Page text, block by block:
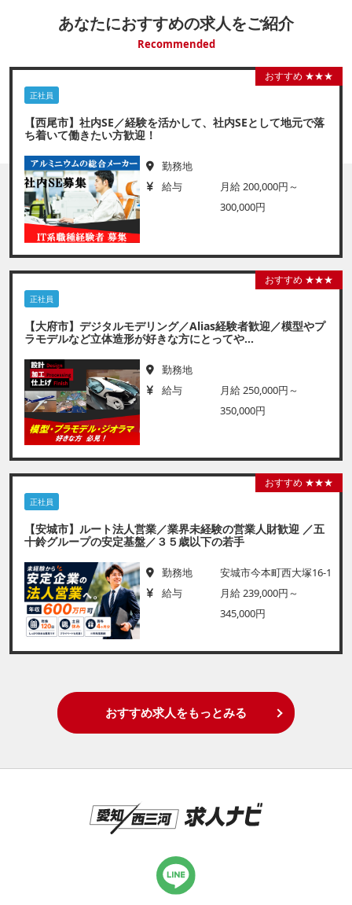
あなたにおすすめの求人をご紹介
Recommended
おすすめ ★★★
正社員
【西尾市】社内SE／経験を活かして、社内SEとして地元で落
ち着いて働きたい方歓迎！
勤務地
給与
月給 200,000円～
300,000円
おすすめ ★★★
正社員
【大府市】デジタルモデリング／Alias経験者歓迎／模型やプ
ラモデルなど立体造形が好きな方にとってや...
勤務地
給与
月給 250,000円～
350,000円
おすすめ ★★★
正社員
【安城市】ルート法人営業／業界未経験の営業人財歓迎 ／五
十鈴グループの安定基盤／３５歳以下の若手
勤務地
安城市今本町西大塚16-1
給与
月給 239,000円～
345,000円
おすすめ求人をもっとみる